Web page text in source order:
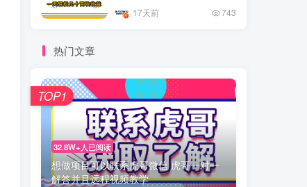
17天前 743
热门文章
32.8W+人已阅读
想做项目可以联系虎哥微信 虎哥一对一
解答并且远程视频教学
TOP1